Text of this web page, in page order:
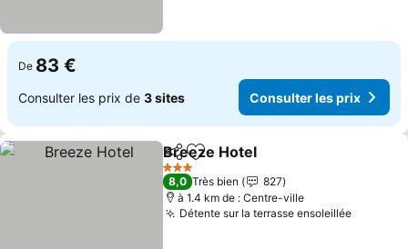
De 83 €
Consulter les prix de 3 sites Consulter les prix
PartagerAjouter à mes favoris
Breeze Hotel
3 Étoiles
8,0 Très bien
827
à 1.4 km de : Centre-ville
Détente sur la terrasse ensoleillée